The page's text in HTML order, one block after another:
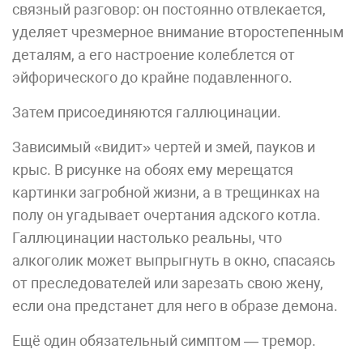
связный разговор: он постоянно отвлекается,
уделяет чрезмерное внимание второстепенным
деталям, а его настроение колеблется от
эйфорического до крайне подавленного.
Затем присоединяются галлюцинации.
Зависимый «видит» чертей и змей, пауков и
крыс. В рисунке на обоях ему мерещатся
картинки загробной жизни, а в трещинках на
полу он угадывает очертания адского котла.
Галлюцинации настолько реальны, что
алкоголик может выпрыгнуть в окно, спасаясь
от преследователей или зарезать свою жену,
если она предстанет для него в образе демона.
Ещё один обязательный симптом — тремор.